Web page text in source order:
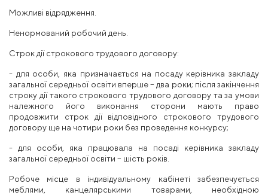
Можливі відрядження.
Ненормований робочий день.
Строк дії строкового трудового договору:
- для особи, яка призначається на посаду керівника закладу
загальної середньої освіти вперше – два роки; після закінчення
строку дії такого строкового трудового договору та за умови
належного його виконання сторони мають право
продовжити строк дії відповідного строкового трудового
договору ще на чотири роки без проведення конкурсу;
- для особи, яка працювала на посаді
керівника закладу
загальної середньої освіти – шість років.
Робоче місце в індивідуальному кабінеті забезпечується
меблями, канцелярськими товарами, необхідною